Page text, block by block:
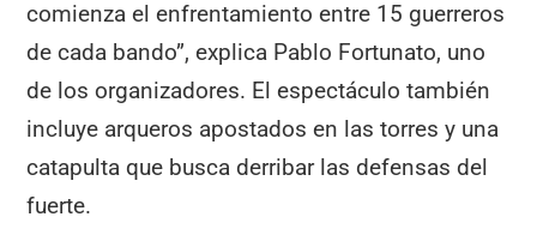
comienza el enfrentamiento entre 15 guerreros
de cada bando”, explica Pablo Fortunato, uno
de los organizadores. El espectáculo también
incluye arqueros apostados en las torres y una
catapulta que busca derribar las defensas del
fuerte.